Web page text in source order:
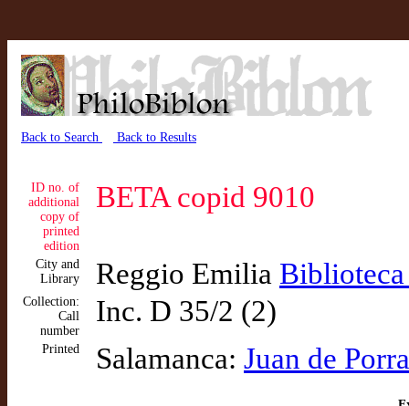
Back to Search Back to Results
ID no. of
additional
copy of
printed
edition
BETA copid 9010
City and
Library
Reggio Emilia
Collection:
Call
number
Inc. D 35/2 (2)
Printed Salamanca: Juan de